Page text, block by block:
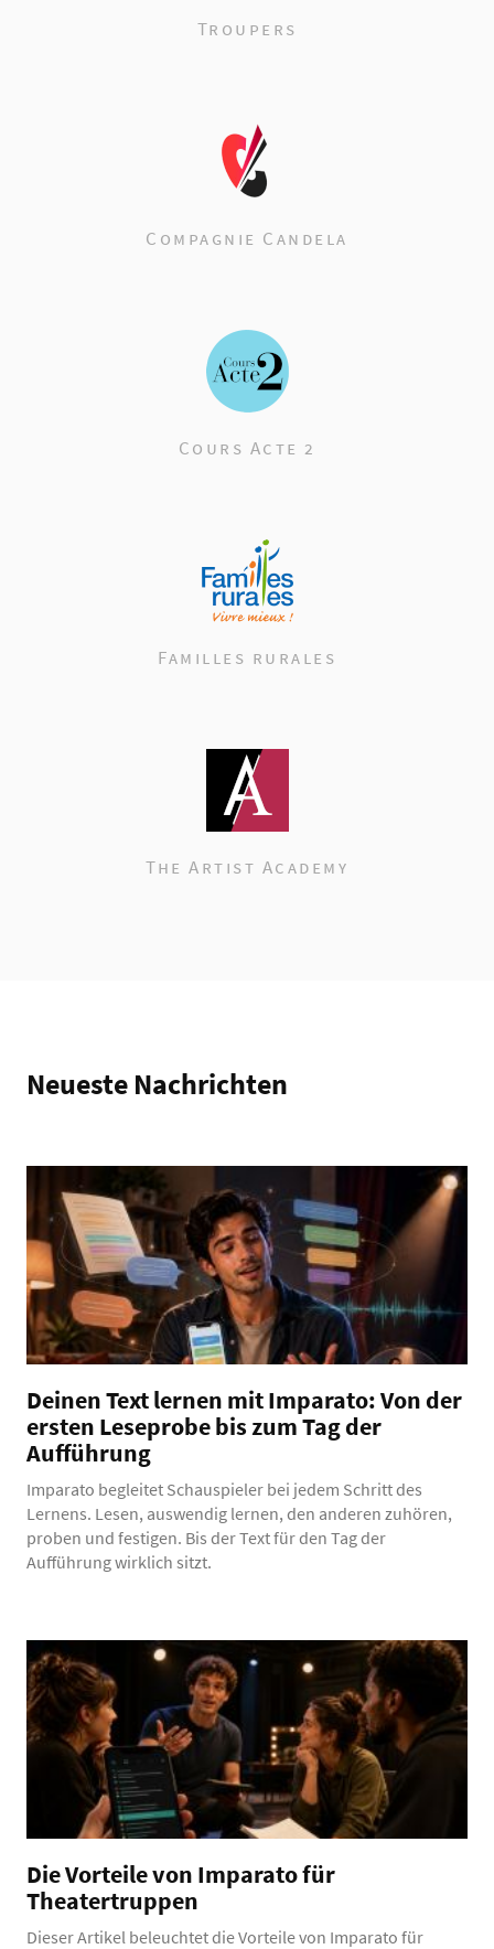
Troupers
Compagnie Candela
Cours Acte 2
Familles rurales
The Artist Academy
Neueste Nachrichten
Deinen Text lernen mit Imparato: Von der
ersten Leseprobe bis zum Tag der
Aufführung
Imparato begleitet Schauspieler bei jedem Schritt des
Lernens. Lesen, auswendig lernen, den anderen zuhören,
proben und festigen. Bis der Text für den Tag der
Aufführung wirklich sitzt.
Die Vorteile von Imparato für
Theatertruppen
Dieser Artikel beleuchtet die Vorteile von Imparato für